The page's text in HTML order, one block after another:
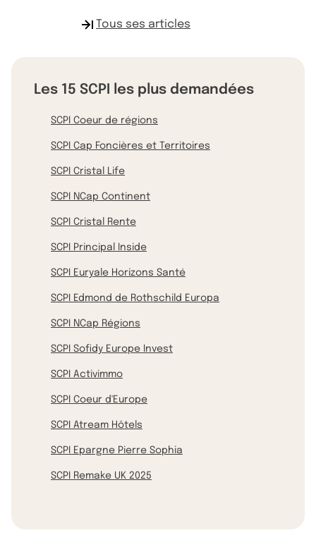
Tous ses articles
Les 15 SCPI les plus demandées
SCPI Coeur de régions
SCPI Cap Foncières et Territoires
SCPI Cristal Life
SCPI NCap Continent
SCPI Cristal Rente
SCPI Principal Inside
SCPI Euryale Horizons Santé
SCPI Edmond de Rothschild Europa
SCPI NCap Régions
SCPI Sofidy Europe Invest
SCPI Activimmo
SCPI Coeur d'Europe
SCPI Atream Hôtels
SCPI Epargne Pierre Sophia
SCPI Remake UK 2025